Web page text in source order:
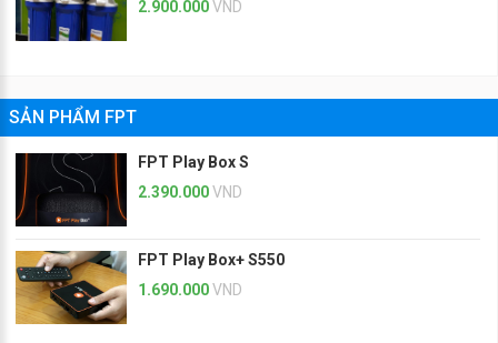
2.900.000VND
SẢN PHẨM FPT
FPT Play Box S
2.390.000VND
FPT Play Box+ S550
1.690.000VND